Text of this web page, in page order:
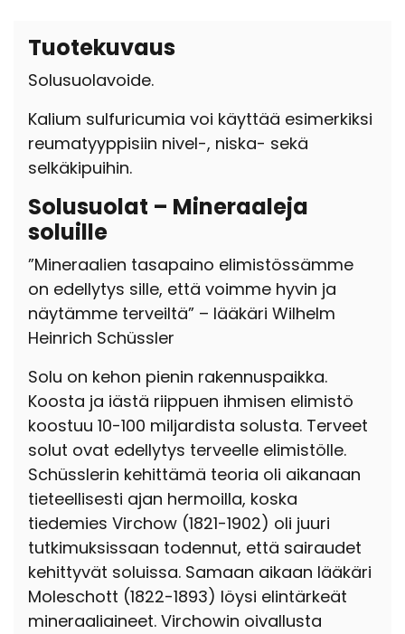
Tuotekuvaus
Solusuolavoide.
Kalium sulfuricumia voi käyttää esimerkiksi
reumatyyppisiin nivel-, niska- sekä
selkäkipuihin.
Solusuolat – Mineraaleja
soluille
”Mineraalien tasapaino elimistössämme
on edellytys sille, että voimme hyvin ja
näytämme terveiltä” – lääkäri Wilhelm
Heinrich Schüssler
Solu on kehon pienin rakennuspaikka.
Koosta ja iästä riippuen ihmisen elimistö
koostuu 10-100 miljardista solusta. Terveet
solut ovat edellytys terveelle elimistölle.
Schüsslerin kehittämä teoria oli aikanaan
tieteellisesti ajan hermoilla, koska
tiedemies Virchow (1821-1902) oli juuri
tutkimuksissaan todennut, että sairaudet
kehittyvät soluissa. Samaan aikaan lääkäri
Moleschott (1822-1893) löysi elintärkeät
mineraaliaineet. Virchowin oivallusta